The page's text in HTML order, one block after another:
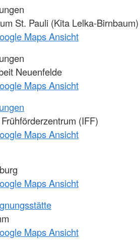
St. Pauli (Kita Lelka-Birnbaum)
Maps Ansicht
Neuenfelde
Maps Ansicht
(IFF)
Maps Ansicht
Maps Ansicht
Maps Ansicht